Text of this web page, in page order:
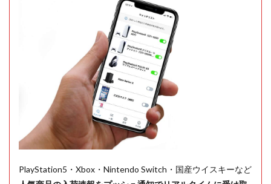
PlayStation5・Xbox・Nintendo Switch・国産ウイスキーなど